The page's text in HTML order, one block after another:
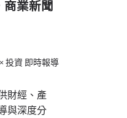
商業新聞
投資 即時報導
財經、產
與深度分